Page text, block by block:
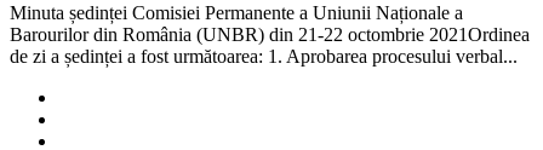
Minuta ședinței Comisiei Permanente a Uniunii Naționale a
Barourilor din România (UNBR) din 21-22 octombrie 2021Ordinea
de zi a ședinței a fost următoarea: 1. Aprobarea procesului verbal...